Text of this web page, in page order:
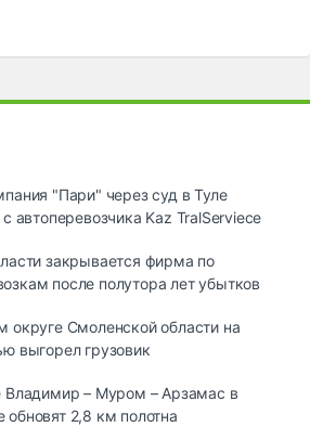
"Пари" через суд в Туле
автоперевозчика Kaz TralServiece
закрывается фирма по
после полутора лет убытков
округе Смоленской области на
выгорел грузовик
Владимир – Муром – Арзамас в
2,8 км полотна